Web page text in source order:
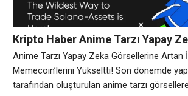
Kripto Haber Anime Tarzı Yapay
Görsellerine Artan İlgi, Ghibli
Zirveye Taşıdı
Anime Tarzı Yapay Zeka Görsellerine Artan
Memecoin’lerini Yükseltti! Son dönemde
tarafından oluşturulan anime tarzı